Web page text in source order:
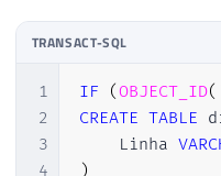
TRANSACT-SQL
1
2
3
4
IF (OBJECT_ID(
CREATE TABLE
    Linha
)